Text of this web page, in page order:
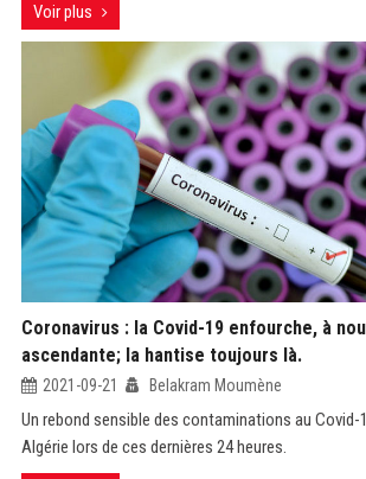
Voir plus
Coronavirus : la Covid-19 enfourche, à
ascendante; la hantise toujours là.
2021-09-21 Belakram Moumène
Un rebond sensible des contaminations au Covid-
Algérie lors de ces dernières 24 heures.